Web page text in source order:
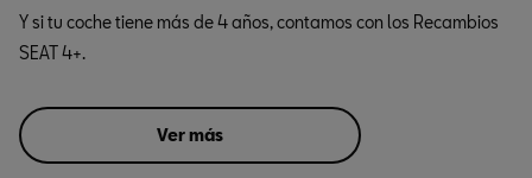
Y si tu coche tiene más de 4 años, contamos con los Recambios
SEAT 4+.
Ver más